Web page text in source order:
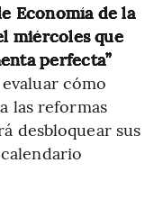
Economía de la
miércoles que
perfecta”
cómo
las reformas
desbloquear sus